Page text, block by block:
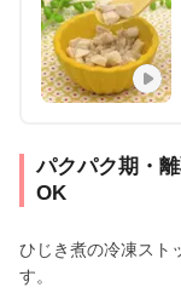
パクパク期・
OK
ひじき煮の冷凍スト
す。